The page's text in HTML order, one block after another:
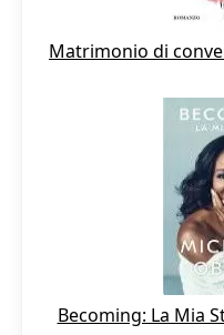
Matrimonio di
Becoming: La Mia